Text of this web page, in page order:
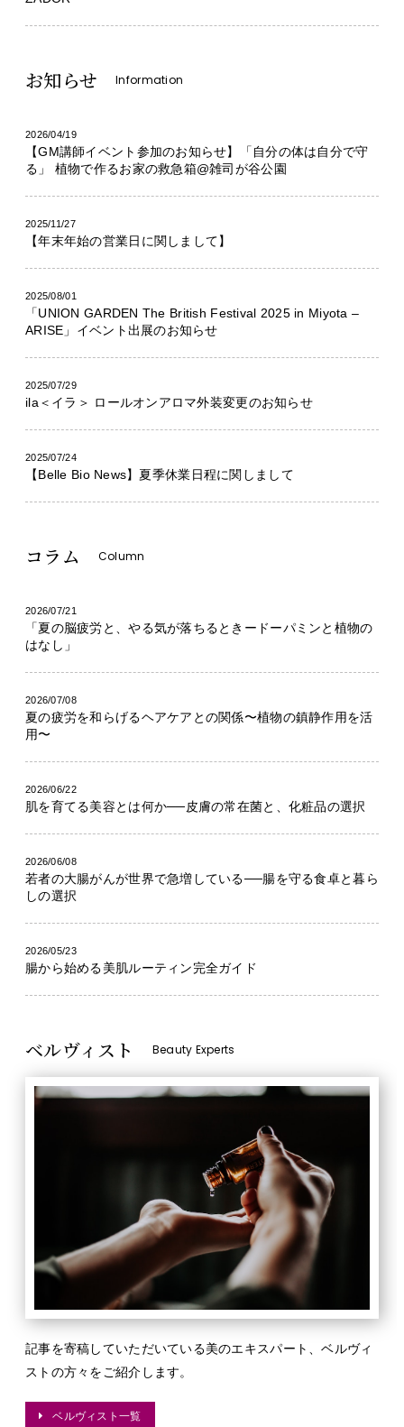
お知らせ Information
2026/04/19
【GM講師イベント参加のお知らせ】「自分の体は自分で守
る」 植物で作るお家の救急箱@雑司が谷公園
2025/11/27
【年末年始の営業日に関しまして】
2025/08/01
「UNION GARDEN The British Festival 2025 in Miyota –
ARISE」イベント出展のお知らせ
2025/07/29
ila＜イラ＞ ロールオンアロマ外装変更のお知らせ
2025/07/24
【Belle Bio News】夏季休業日程に関しまして
コラム Column
2026/07/21
「夏の脳疲労と、やる気が落ちるときードーパミンと植物の
はなし」
2026/07/08
夏の疲労を和らげるヘアケアとの関係〜植物の鎮静作用を活
用〜
2026/06/22
肌を育てる美容とは何か──皮膚の常在菌と、化粧品の選択
2026/06/08
若者の大腸がんが世界で急増している──腸を守る食卓と暮ら
しの選択
2026/05/23
腸から始める美肌ルーティン完全ガイド
ベルヴィスト Beauty Experts
記事を寄稿していただいている美のエキスパート、ベルヴィ
ストの方々をご紹介します。
ベルヴィスト一覧